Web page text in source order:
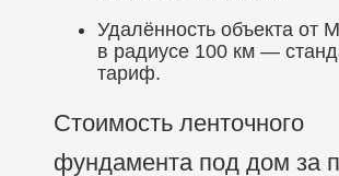
Удалённость объекта от
в радиусе 100 км —
тариф.
Стоимость ленточного
фундамента под дом за